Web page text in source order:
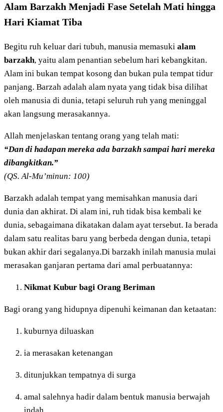
Alam Barzakh Menjadi Fase Setelah Mati hingga
Hari Kiamat Tiba
Begitu ruh keluar dari tubuh, manusia memasuki alam
barzakh, yaitu alam penantian sebelum hari kebangkitan.
Alam ini bukan tempat kosong dan bukan pula tempat tidur
panjang. Barzah adalah alam nyata yang tidak bisa dilihat
oleh manusia di dunia, tetapi seluruh ruh yang meninggal
akan langsung merasakannya.
Allah menjelaskan tentang orang yang telah mati:
“Dan di hadapan mereka ada barzakh sampai hari mereka
dibangkitkan.”
(QS. Al-Mu’minun: 100)
Barzakh adalah tempat yang memisahkan manusia dari
dunia dan akhirat. Di alam ini, ruh tidak bisa kembali ke
dunia, sebagaimana dikatakan dalam ayat tersebut. Ia berada
dalam satu realitas baru yang berbeda dengan dunia, tetapi
bukan akhir dari segalanya.Di barzakh inilah manusia mulai
merasakan ganjaran pertama dari amal perbuatannya:
Nikmat Kubur bagi Orang Beriman
Bagi orang yang hidupnya dipenuhi keimanan dan ketaatan:
kuburnya diluaskan
ia merasakan ketenangan
ditunjukkan tempatnya di surga
amal salehnya hadir dalam bentuk manusia berwajah
indah